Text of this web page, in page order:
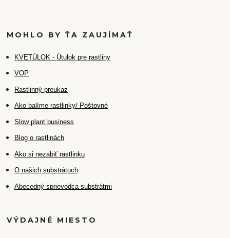
MOHLO BY ŤA ZAUJÍMAŤ
KVETÚLOK - Útulok pre rastliny
VOP
Rastlinný preukaz
Ako balíme rastlinky/ Poštovné
Slow plant business
Blog o rastlinách
Ako si nezabiť rastlinku
O našich substrátoch
Abecedný sprievodca substrátmi
VÝDAJNÉ MIESTO